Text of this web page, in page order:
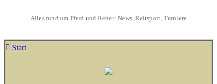
Alles rund um Pferd und Reiter: News, Reitsport, Turniere
Start